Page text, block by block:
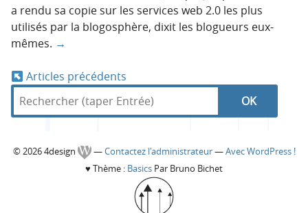
a rendu sa copie sur les services web 2.0 les plus
utilisés par la blogosphère, dixit les blogueurs eux-
mêmes. →
N
a
v
Articles précédents
R
R
e
d
4
C
© 2026 4design —Contactez l'administrateur—Avec WordPress !
♥ Thème : Basics Par Bruno Bichet